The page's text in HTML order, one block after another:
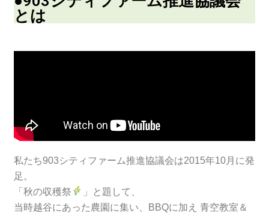
とは
私たち903シティファーム推進協議会は2015年10月に発
足。
「秋の収穫祭
」と題して、
当時越谷にあった農園に集い、BBQに加え 青空教室＆